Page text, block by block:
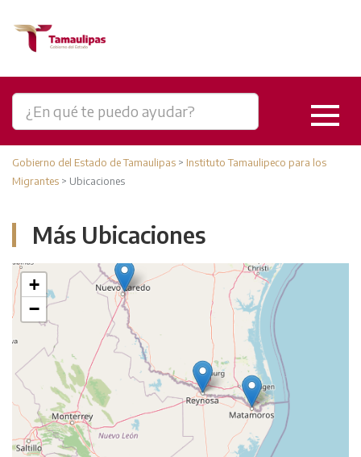
Gobierno del Estado de Tamaulipas > Instituto Tamaulipeco para los
Migrantes > Ubicaciones
Más Ubicaciones
+
−